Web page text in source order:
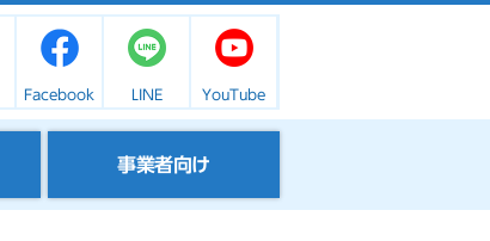
Facebook LINE YouTube
事業者向け